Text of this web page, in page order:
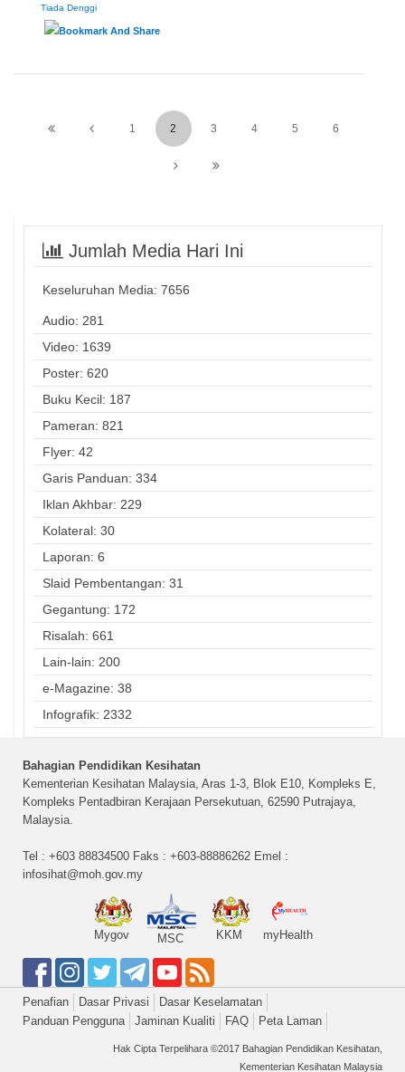
Tiada Denggi
1 2 3 4 5 6
Jumlah Media Hari Ini
Keseluruhan Media: 7656
Audio: 281
Video: 1639
Poster: 620
Buku Kecil: 187
Pameran: 821
Flyer: 42
Garis Panduan: 334
Iklan Akhbar: 229
Kolateral: 30
Laporan: 6
Slaid Pembentangan: 31
Gegantung: 172
Risalah: 661
Lain-lain: 200
e-Magazine: 38
Infografik: 2332
Bahagian Pendidikan Kesihatan
Kementerian Kesihatan Malaysia, Aras 1-3, Blok E10, Kompleks E,
Kompleks Pentadbiran Kerajaan Persekutuan, 62590 Putrajaya,
Malaysia.
Tel : +603 88834500 Faks : +603-88886262 Emel :
infosihat@moh.gov.my
Mygov MSC KKM myHealth
Penafian Dasar Privasi
Dasar Keselamatan
Panduan Pengguna
Jaminan Kualiti FAQ Peta Laman
Hak Cipta Terpelihara ©2017 Bahagian Pendidikan Kesihatan,
Kementerian Kesihatan Malaysia